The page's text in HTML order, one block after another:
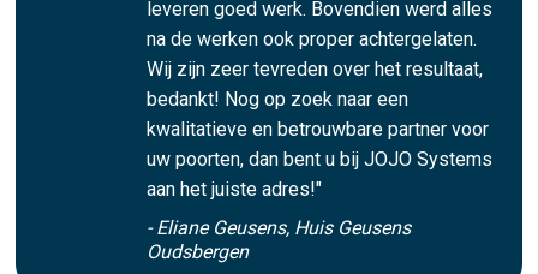
leveren goed werk. Bovendien werd alles
na de werken ook proper achtergelaten.
Wij zijn zeer tevreden over het resultaat,
bedankt! Nog op zoek naar een
kwalitatieve en betrouwbare partner voor
uw poorten, dan bent u bij JOJO Systems
aan het juiste adres!"
- Eliane Geusens, Huis Geusens
Oudsbergen